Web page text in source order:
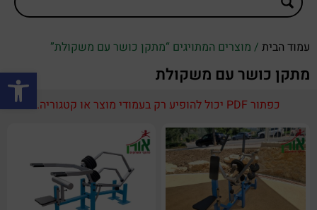
פתח
עמוד הבית / מוצרים המתויגים “מתקן כושר עם משקולת”
מתקן כושר עם משקולת
כפתור PDF יכול להופיע רק בעמודי מוצר או קטגוריה.